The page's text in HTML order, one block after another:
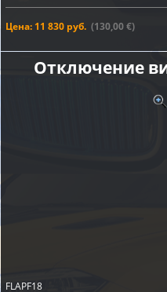
Цена: 11 830 руб. (130,00 €)
Отключение
FLAPF18